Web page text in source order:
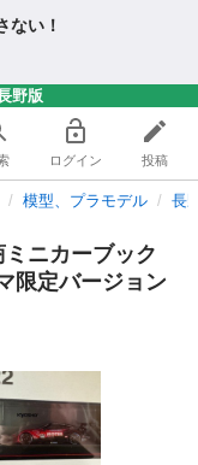
ない！
野版
ログイン 投稿
模型、プラモデル 長
ミニカーブック
限定バージョン